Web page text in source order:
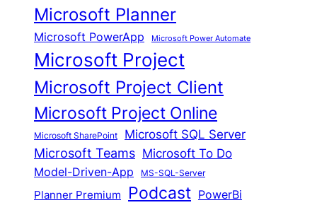
Microsoft Planner
Microsoft PowerApp Microsoft Power Automate
Microsoft Project
Microsoft Project Client
Microsoft Project Online
Microsoft SharePoint Microsoft SQL Server
Microsoft Teams Microsoft To Do
Model-Driven-App MS-SQL-Server
Planner Premium Podcast PowerBi